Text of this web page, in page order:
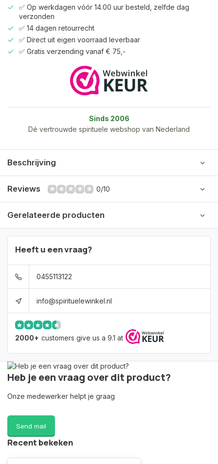
✅ Op werkdagen vóór 14.00 uur besteld, zelfde dag
verzonden
✅ 14 dagen retourrecht
✅ Direct uit eigen voorraad leverbaar
✅ Gratis verzending vanaf € 75,-
Sinds 2006
Dé vertrouwde spirituele webshop van Nederland
Beschrijving
Reviews 0/10
Gerelateerde producten
Heeft u een vraag?
0455113122
info@spirituelewinkel.nl
2000+ customers give us a 9.1 at
Heb je een vraag over dit product?
Onze medewerker helpt je graag
Send mail
Recent bekeken